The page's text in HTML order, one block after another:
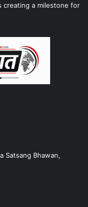
a milestone for
Satsang Bhawan,